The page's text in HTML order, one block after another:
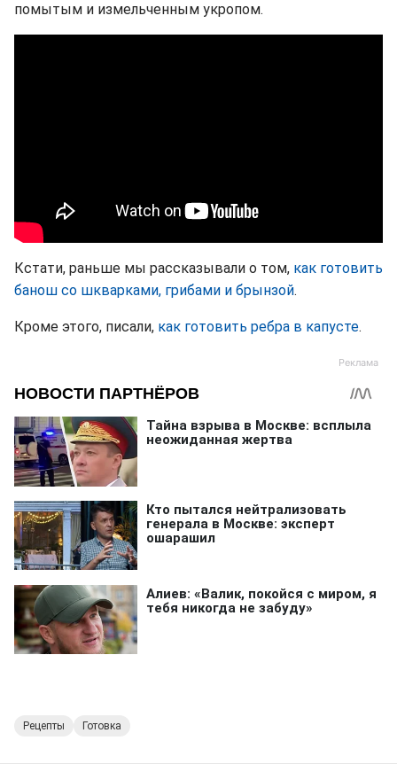
помытым и измельченным укропом.
Кстати, раньше мы рассказывали о том, как готовить
банош со шкварками, грибами и брынзой.
Кроме этого, писали, как готовить ребра в капусте.
Рецепты Готовка